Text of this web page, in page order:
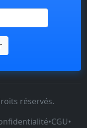
réservés.
•CGU•